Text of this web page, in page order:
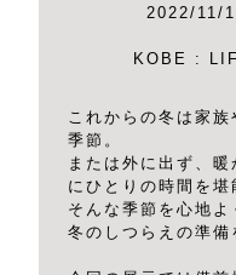
2022/11/
KOBE :
これからの冬は家
季節。
または外に出ず、
にひとりの時間を堪
そんな季節を心地
冬のしつらえの準備